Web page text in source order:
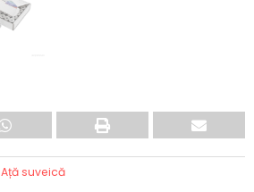
Ață suveică